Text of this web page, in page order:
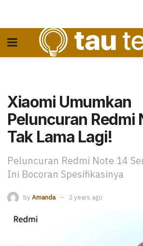
Xiaomi Umumkan
Peluncuran Redmi
Tak Lama Lagi!
Peluncuran Redmi Note 14
Ini Bocoran Spesifikasinya
by Amanda 2 years ago